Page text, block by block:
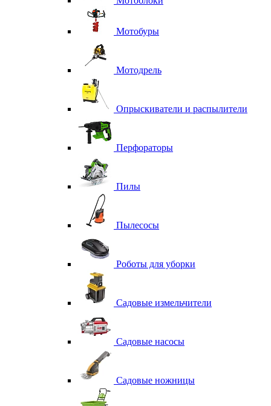
Мотобуры
Мотодрель
Опрыскиватели и распылители
Перфораторы
Пилы
Пылесосы
Роботы для уборки
Садовые измельчители
Садовые насосы
Садовые ножницы